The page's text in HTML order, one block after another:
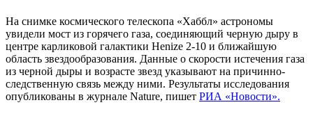
На снимке космического телескопа «Хаббл» астрономы
увидели мост из горячего газа, соединяющий черную дыру в
центре карликовой галактики Henize 2-10 и ближайшую
область звездообразования. Данные о скорости истечения газа
из черной дыры и возрасте звезд указывают на причинно-
следственную связь между ними. Результаты исследования
опубликованы в журнале Nature, пишет РИА «Новости».